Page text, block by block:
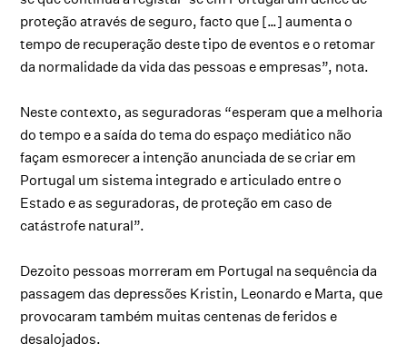
proteção através de seguro, facto que […] aumenta o
tempo de recuperação deste tipo de eventos e o retomar
da normalidade da vida das pessoas e empresas”, nota.
Neste contexto, as seguradoras “esperam que a melhoria
do tempo e a saída do tema do espaço mediático não
façam esmorecer a intenção anunciada de se criar em
Portugal um sistema integrado e articulado entre o
Estado e as seguradoras, de proteção em caso de
catástrofe natural”.
Dezoito pessoas morreram em Portugal na sequência da
passagem das depressões Kristin, Leonardo e Marta, que
provocaram também muitas centenas de feridos e
desalojados.